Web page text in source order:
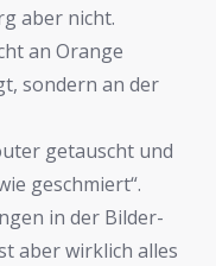
aber nicht.
an Orange
sondern an der
getauscht und
geschmiert“.
in der Bilder-
aber wirklich alles